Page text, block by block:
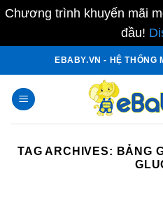
Chương trình khuyến mãi
đầu!
content
EBABY.VN - HỆ THỐNG
TAG ARCHIVES: BẢNG